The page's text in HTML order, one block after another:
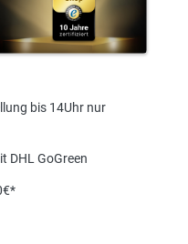
bis 14Uhr nur
DHL GoGreen